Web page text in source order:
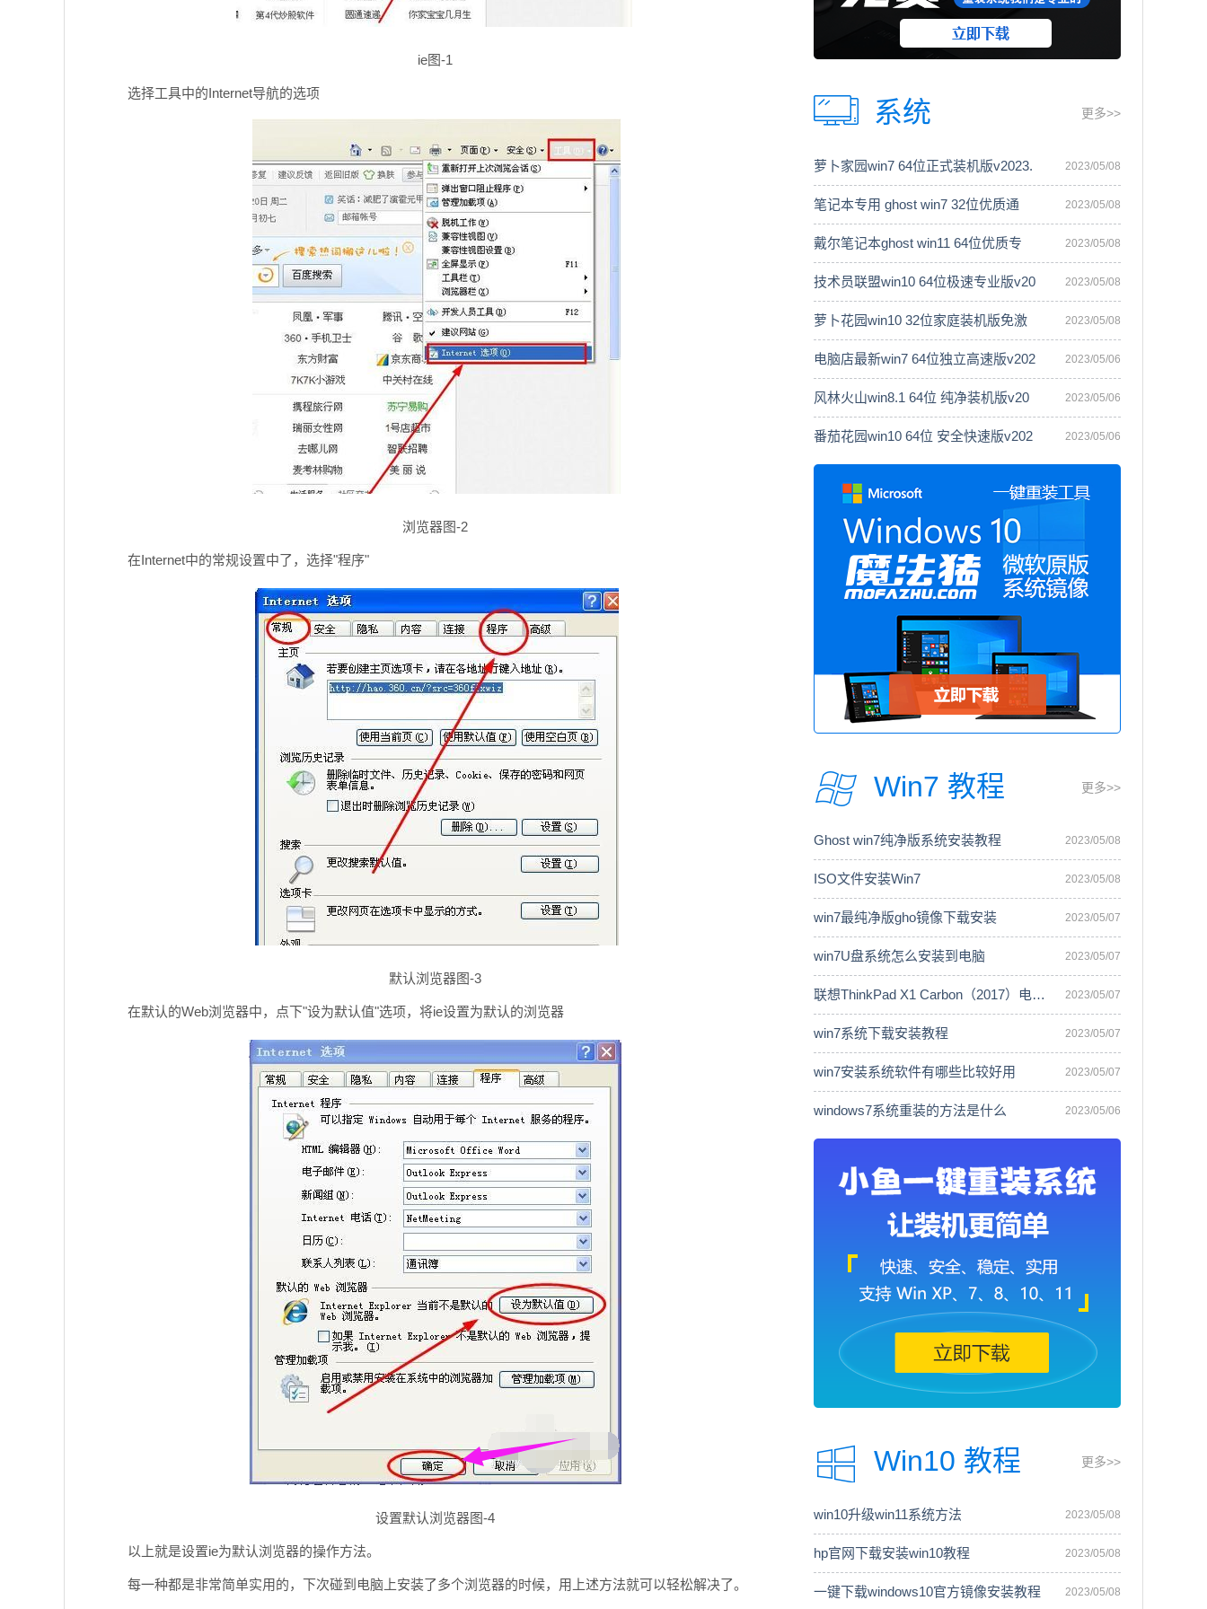
ie图-1
选择工具中的Internet导航的选项
浏览器图-2
在Internet中的常规设置中了，选择"程序"
默认浏览器图-3
在默认的Web浏览器中，点下"设为默认值"选项，将ie设置为默认的浏览器
设置默认浏览器图-4
以上就是设置ie为默认浏览器的操作方法。
每一种都是非常简单实用的，下次碰到电脑上安装了多个浏览器的时候，用上述方法就可以轻松解决了。
系统 更多>>
萝卜家园win7 64位正式装机版v2023. 2023/05/08
笔记本专用 ghost win7 32位优质通 2023/05/08
戴尔笔记本ghost win11 64位优质专 2023/05/08
技术员联盟win10 64位极速专业版v20 2023/05/08
萝卜花园win10 32位家庭装机版免激 2023/05/08
电脑店最新win7 64位独立高速版v202 2023/05/06
风林火山win8.1 64位 纯净装机版v20 2023/05/06
番茄花园win10 64位 安全快速版v202 2023/05/06
Win7 教程 更多>>
Ghost win7纯净版系统安装教程 2023/05/08
ISO文件安装Win7 2023/05/08
win7最纯净版gho镜像下载安装 2023/05/07
win7U盘系统怎么安装到电脑 2023/05/07
联想ThinkPad X1 Carbon（2017）电脑安 2023/05/07
win7系统下载安装教程 2023/05/07
win7安装系统软件有哪些比较好用 2023/05/07
windows7系统重装的方法是什么 2023/05/06
Win10 教程 更多>>
win10升级win11系统方法 2023/05/08
hp官网下载安装win10教程 2023/05/08
一键下载windows10官方镜像安装教程 2023/05/08